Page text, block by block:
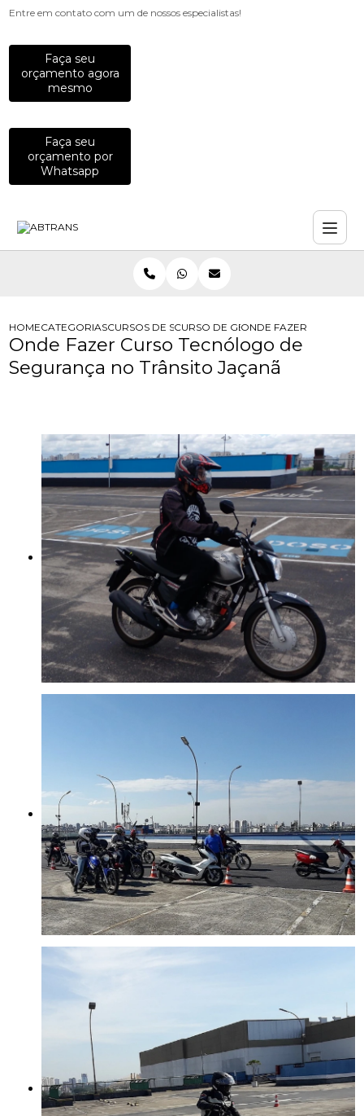
Entre em contato com um de nossos especialistas!
Faça seu
orçamento agora
mesmo
Faça seu
orçamento por
Whatsapp
HOMECATEGORIASCURSOS DE SEGURANCA NO TRANSITO
CURSO DE GESTAO DE SEGURANCA
ONDE FAZER CURSO
Onde Fazer Curso Tecnólogo de
Segurança no Trânsito Jaçanã